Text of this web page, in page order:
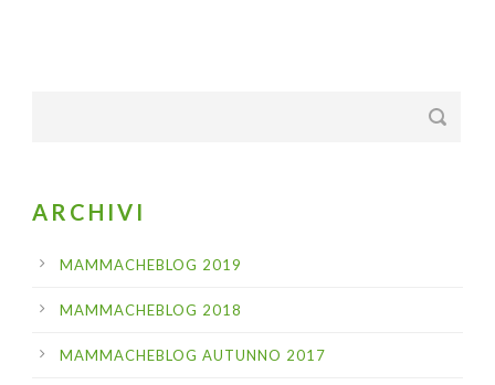
ARCHIVI
MAMMACHEBLOG 2019
MAMMACHEBLOG 2018
MAMMACHEBLOG AUTUNNO 2017